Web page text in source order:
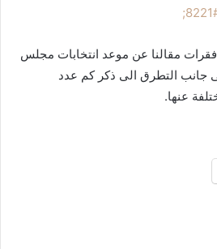
مقالنا عن موعد انتخابات مجلس
العماني 2023، الى جانب التطرق الى ذكر كم عدد
عنها.